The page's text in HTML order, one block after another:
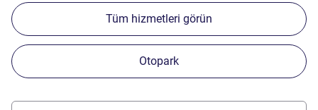
Tüm hizmetleri görün
Otopark